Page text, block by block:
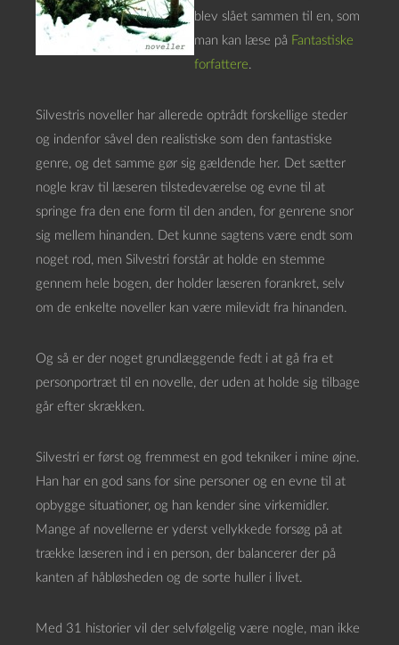
blev slået sammen til en, som
man kan læse på Fantastiske
forfattere.
Silvestris noveller har allerede optrådt forskellige steder
og indenfor såvel den realistiske som den fantastiske
genre, og det samme gør sig gældende her. Det sætter
nogle krav til læseren tilstedeværelse og evne til at
springe fra den ene form til den anden, for genrene snor
sig mellem hinanden. Det kunne sagtens være endt som
noget rod, men Silvestri forstår at holde en stemme
gennem hele bogen, der holder læseren forankret, selv
om de enkelte noveller kan være milevidt fra hinanden.
Og så er der noget grundlæggende fedt i at gå fra et
personportræt til en novelle, der uden at holde sig tilbage
går efter skrækken.
Silvestri er først og fremmest en god tekniker i mine øjne.
Han har en god sans for sine personer og en evne til at
opbygge situationer, og han kender sine virkemidler.
Mange af novellerne er yderst vellykkede forsøg på at
trække læseren ind i en person, der balancerer der på
kanten af håbløsheden og de sorte huller i livet.
Med 31 historier vil der selvfølgelig være nogle, man ikke